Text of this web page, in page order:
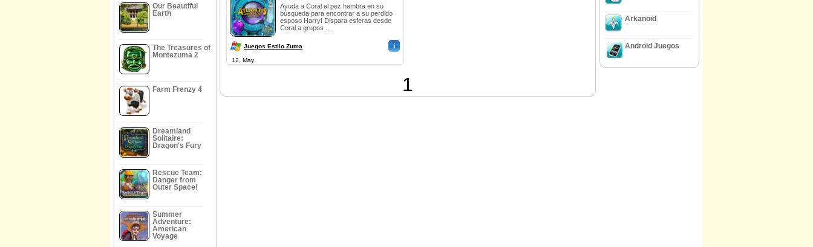
Our Beautiful
Earth
The Treasures of
Montezuma 2
Farm Frenzy 4
Dreamland
Solitaire:
Dragon's Fury
Rescue Team:
Danger from
Outer Space!
Summer
Adventure:
American
Voyage
Ayuda a Coral el pez hembra en su
búsqueda para encontrar a su perdido
esposo Harry! Dispara esferas desde
Coral a grupos ...
Juegos Estilo Zuma i
12, May
1
Arkanoid
Android Juegos